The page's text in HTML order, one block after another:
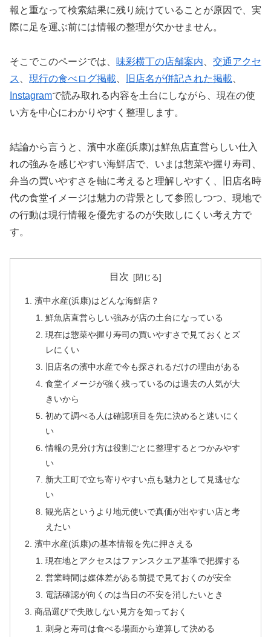
報と重なって検索結果に残り続けていることが原因で、実
際に足を運ぶ前には情報の整理が欠かせません。
そこでこのページでは、 味彩横丁の店舗案内
交通アクセ
ス
現行の食べログ掲載 旧店名が併記された掲載
Instagramで読み取れる内容を土台にしながら、現在の使
い方を中心にわかりやすく整理します。
結論から言うと、濱中水産(浜康)は鮮魚店直営らしい仕入
れの強みを感じやすい海鮮店で、いまは惣菜や握り寿司、
弁当の買いやすさを軸に考えると理解しやすく、旧店名時
代の食堂イメージは魅力の背景として参照しつつ、現地で
の行動は現行情報を優先するのが失敗しにくい考え方で
す。
目次
濱中水産(浜康)はどんな海鮮店？
鮮魚店直営らしい強みが店の土台になっている
現在は惣菜や握り寿司の買いやすさで見ておくとズ
レにくい
旧店名の濱中水産で今も探されるだけの理由がある
食堂イメージが強く残っているのは過去の人気が大
きいから
初めて調べる人は確認項目を先に決めると迷いにく
い
情報の見分け方は役割ごとに整理するとつかみやす
い
新大工町で立ち寄りやすい点も魅力として見逃せな
い
観光店というより地元使いで真価が出やすい店と考
えたい
濱中水産(浜康)の基本情報を先に押さえる
現在地とアクセスはファンスクエア基準で把握する
営業時間は媒体差がある前提で見ておくのが安全
電話確認が向くのは当日の不安を消したいとき
商品選びで失敗しない見方を知っておく
刺身と寿司は食べる場面から逆算して決める